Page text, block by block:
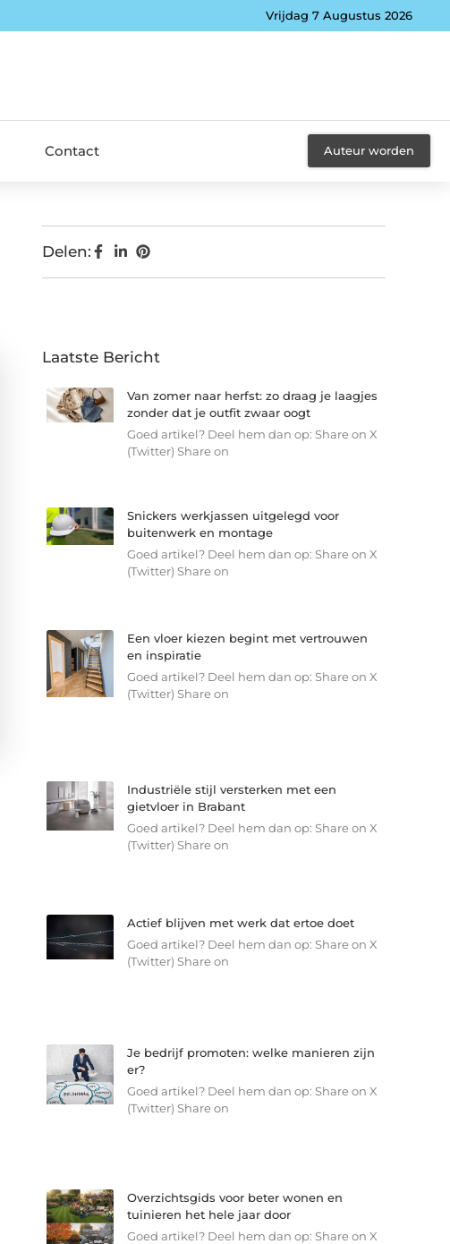
Vrijdag 7 Augustus 2026
Contact Auteur worden
Delen:
Laatste Bericht
Van zomer naar herfst: zo draag je laagjes
zonder dat je outfit zwaar oogt
Goed artikel? Deel hem dan op: Share on X
(Twitter) Share on
Snickers werkjassen uitgelegd voor
buitenwerk en montage
Goed artikel? Deel hem dan op: Share on X
(Twitter) Share on
Een vloer kiezen begint met vertrouwen
en inspiratie
Goed artikel? Deel hem dan op: Share on X
(Twitter) Share on
Industriële stijl versterken met een
gietvloer in Brabant
Goed artikel? Deel hem dan op: Share on X
(Twitter) Share on
Actief blijven met werk dat ertoe doet
Goed artikel? Deel hem dan op: Share on X
(Twitter) Share on
Je bedrijf promoten: welke manieren zijn
er?
Goed artikel? Deel hem dan op: Share on X
(Twitter) Share on
Overzichtsgids voor beter wonen en
tuinieren het hele jaar door
Goed artikel? Deel hem dan op: Share on X